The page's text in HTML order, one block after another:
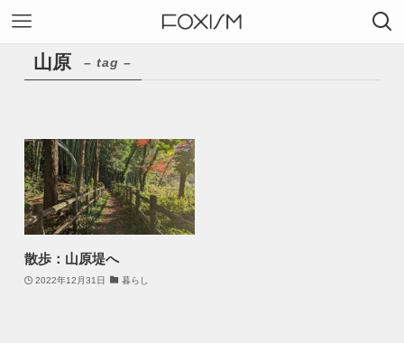
山原 – tag –
散歩：山原堤へ
2022年12月31日 暮らし